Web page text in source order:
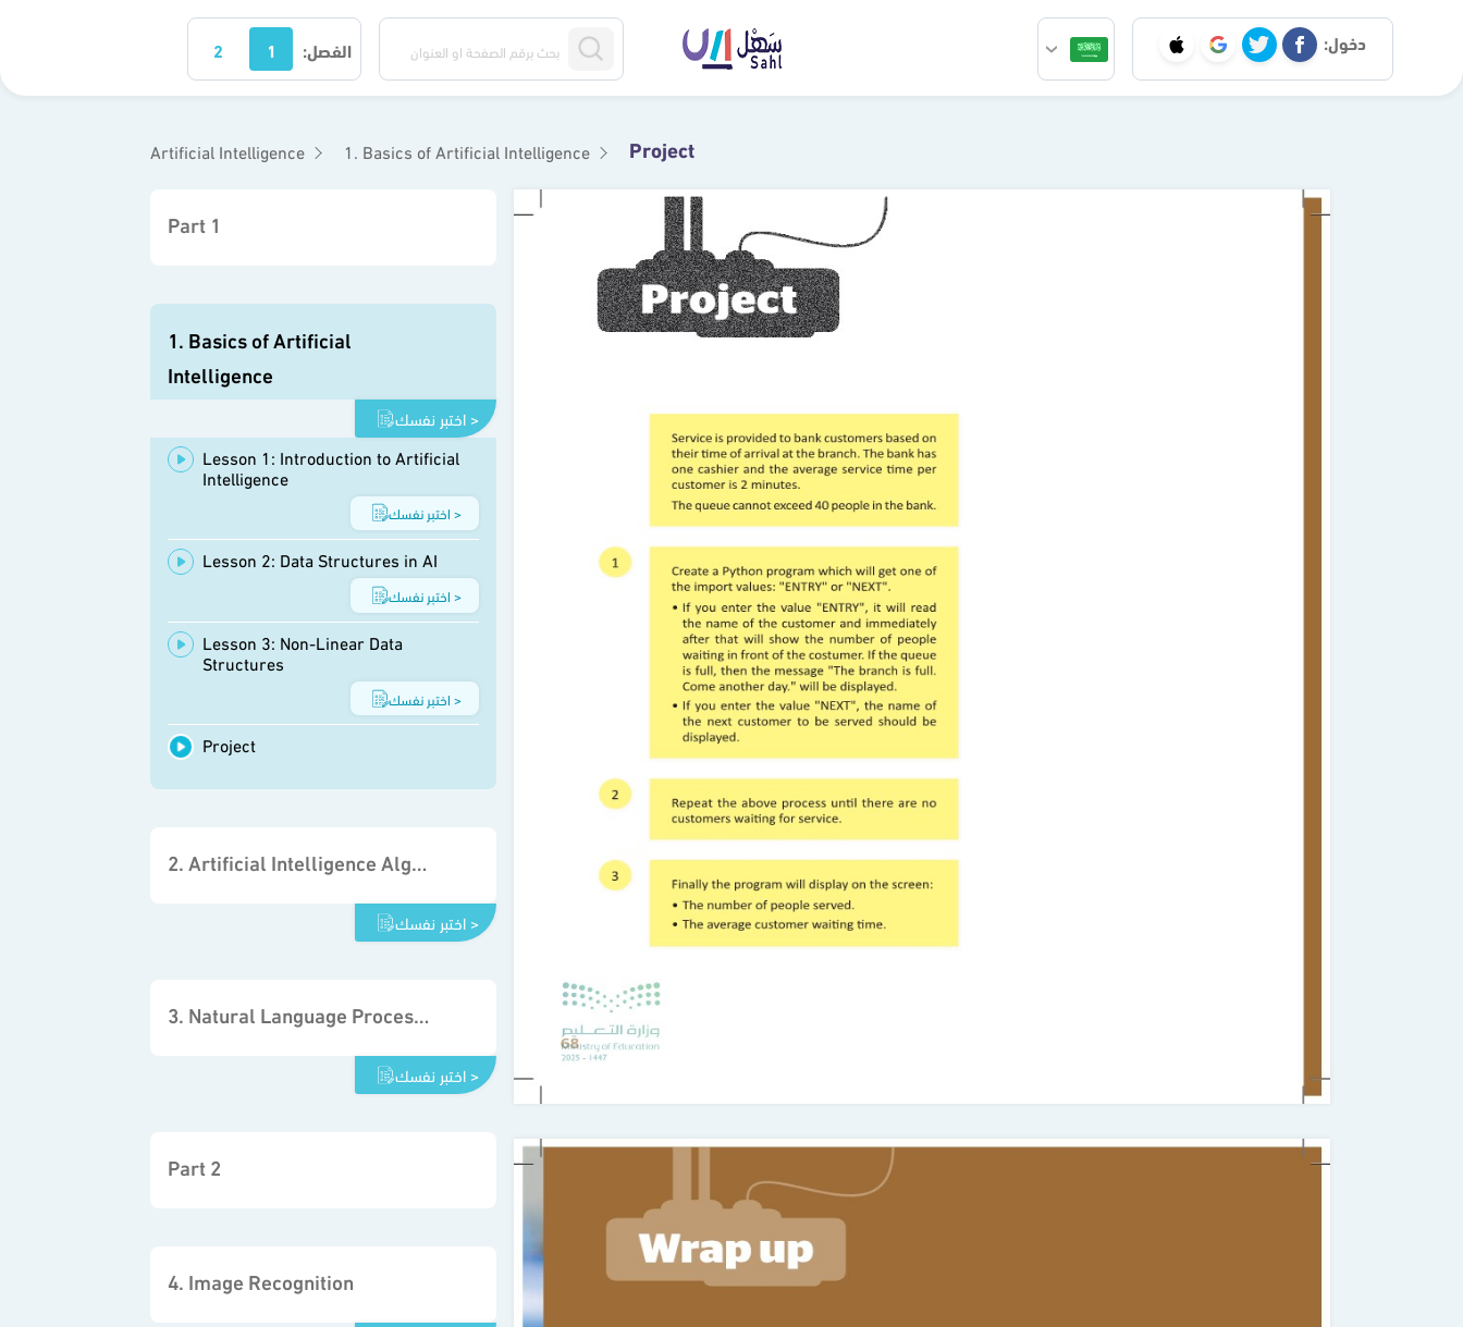
دخول: الفصل: 1
2
Artificial Intelligence 1. Basics of Artificial Intelligence Project
Part 1
1. Basics of Artificial
Intelligence
اختبر نفسك >
Lesson 1: Introduction to Artificial
Intelligence
اختبر نفسك >
Lesson 2: Data Structures in AI
اختبر نفسك >
Lesson 3: Non-Linear Data
Structures
اختبر نفسك >
Project
2. Artificial Intelligence Algorithms
اختبر نفسك >
3. Natural Language Processing (NPL)
اختبر نفسك >
Part 2
4. Image Recognition